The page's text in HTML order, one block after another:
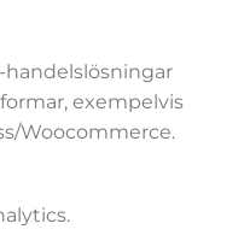
handelslösningar
exempelvis
Woocommerce.